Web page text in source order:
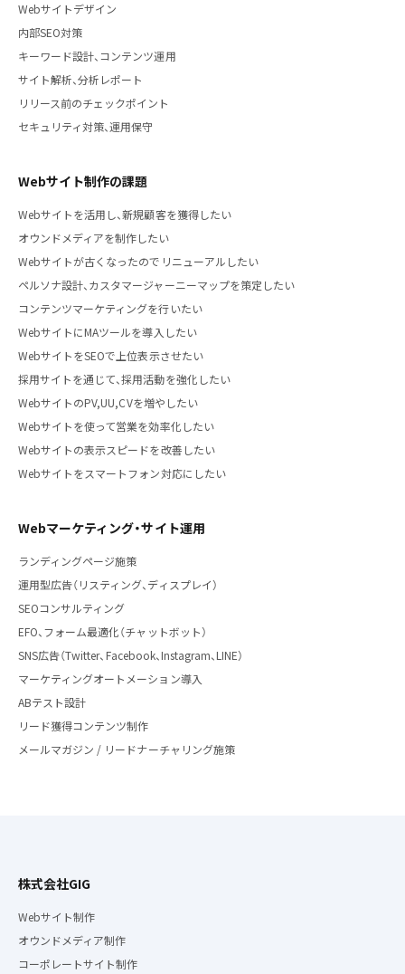
Webサイトデザイン
内部SEO対策
キーワード設計、コンテンツ運用
サイト解析、分析レポート
リリース前のチェックポイント
セキュリティ対策、運用保守
Webサイト制作の課題
Webサイトを活用し、新規顧客を獲得したい
オウンドメディアを制作したい
Webサイトが古くなったのでリニューアルしたい
ペルソナ設計、カスタマージャーニーマップを策定したい
コンテンツマーケティングを行いたい
WebサイトにMAツールを導入したい
WebサイトをSEOで上位表示させたい
採用サイトを通じて、採用活動を強化したい
WebサイトのPV,UU,CVを増やしたい
Webサイトを使って営業を効率化したい
Webサイトの表示スピードを改善したい
Webサイトをスマートフォン対応にしたい
Webマーケティング・サイト運用
ランディングページ施策
運用型広告（リスティング、ディスプレイ）
SEOコンサルティング
EFO、フォーム最適化（チャットボット）
SNS広告（Twitter、Facebook、Instagram、LINE）
マーケティングオートメーション導入
ABテスト設計
リード獲得コンテンツ制作
メールマガジン / リードナーチャリング施策
株式会社GIG
Webサイト制作
オウンドメディア制作
コーポレートサイト制作